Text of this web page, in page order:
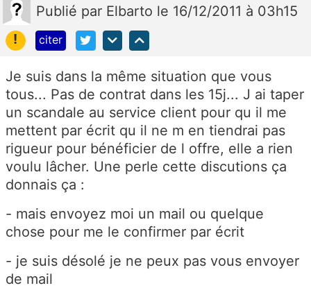
Publié par Elbarto le 16/12/2011 à 03h15
!
citer
Je suis dans la même situation que vous
tous... Pas de contrat dans les 15j... J ai taper
un scandale au service client pour qu il me
mettent par écrit qu il ne m en tiendrai pas
rigueur pour bénéficier de l offre, elle a rien
voulu lâcher. Une perle cette discutions ça
donnais ça :
- mais envoyez moi un mail ou quelque
chose pour me le confirmer par écrit
- je suis désolé je ne peux pas vous envoyer
de mail